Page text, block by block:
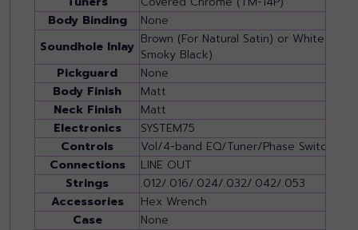
Body Binding
None
Soundhole Inlay Brown (For Natural Satin) or White (For
Smoky Black)
Pickguard
None
Body Finish
Matt
Neck Finish
Matt
Electronics
SYSTEM75
Controls
Vol/4-band EQ/Tuner/Phase Switch
Connections
LINE OUT
Strings
.012/.016/.024/.032/.042/.053
Accessories
Hex Wrench
Case
None